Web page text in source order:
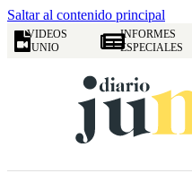
Saltar al contenido principal
VIDEOS
JUNIO
INFORMES
ESPECIALES